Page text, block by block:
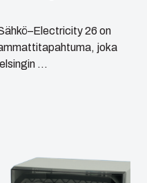
26 on
joka
...